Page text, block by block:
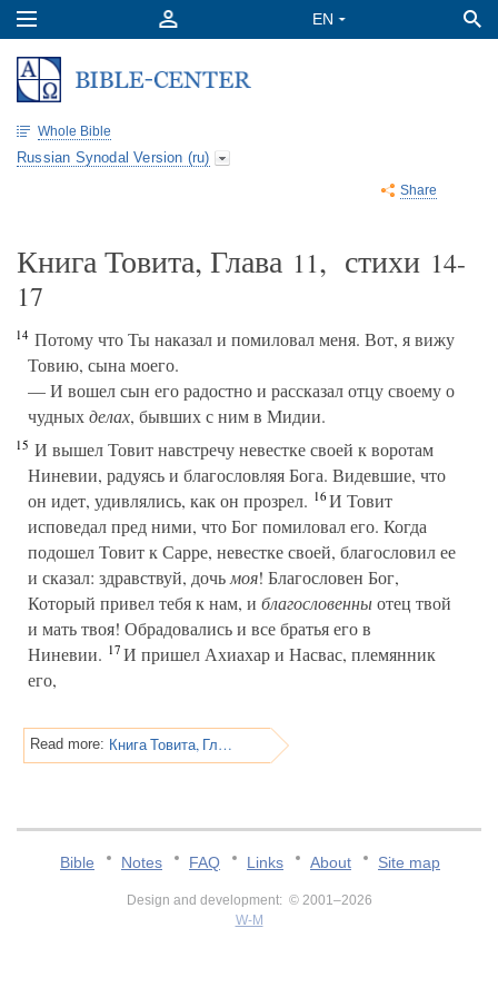
Whole Bible
Russian Synodal Version (ru)
Share
Книга Товита, Глава 11, стихи 14-
17
14 Потому что Ты наказал и помиловал меня. Вот, я вижу
Товию, сына моего.
— И вошел сын его радостно и рассказал отцу своему о
чудныхделах, бывших с ним в Мидии.
15 И вышел Товит навстречу невестке своей к воротам
Ниневии, радуясь и благословляя Бога. Видевшие, что
он идет, удивлялись, как он прозрел. 16И Товит
исповедал пред ними, что Бог помиловал его. Когда
подошел Товит к Сарре, невестке своей, благословил ее
и сказал: здравствуй, дочь моя! Благословен Бог,
Который привел тебя к нам, и благословенныотец твой
и мать твоя! Обрадовались и все братья его в
Ниневии. 17И пришел Ахиахар и Насвас, племянник
его,
Read more: Книга Товита, Глава 11
Bible Notes FAQ Links About Site map
Design and development: © 2001–2026
W-M